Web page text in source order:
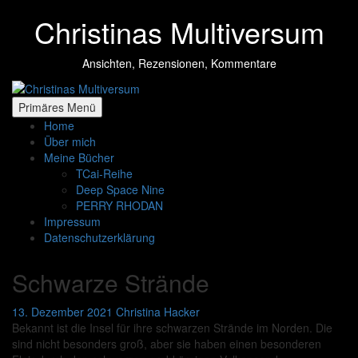
springenChristinas Multiversum
Ansichten, Rezensionen, Kommentare
Primäres Menü
Home
Über mich
Meine Bücher
TCai-Reihe
Deep Space Nine
PERRY RHODAN
Impressum
Datenschutzerklärung
Schwarze Strände
13. Dezember 2021 Christina Hacker
Bekannt ist die Insel für ihre schwarzen Strände im Norden. Die
sind nicht besonders groß, aber sie haben einen besonderen